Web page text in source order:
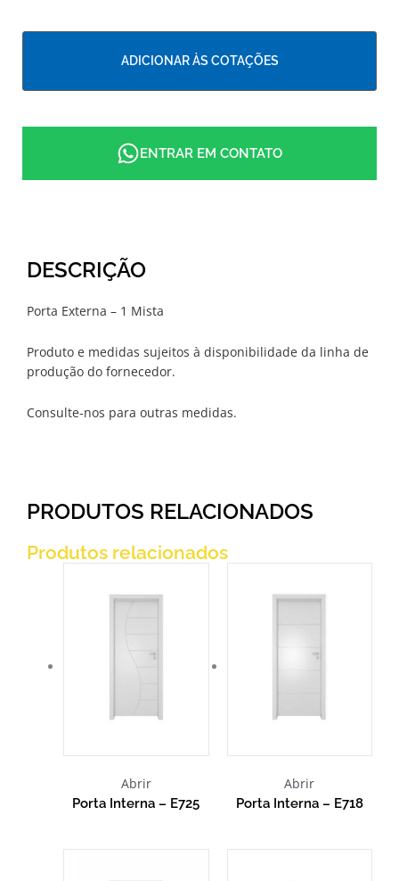
ADICIONAR ÀS COTAÇÕES
ENTRAR EM CONTATO
DESCRIÇÃO
Porta Externa – 1 Mista
Produto e medidas sujeitos à disponibilidade da linha de
produção do fornecedor.
Consulte-nos para outras medidas.
PRODUTOS RELACIONADOS
Produtos relacionados
Abrir
Porta Interna – E725
Abrir
Porta Interna – E718